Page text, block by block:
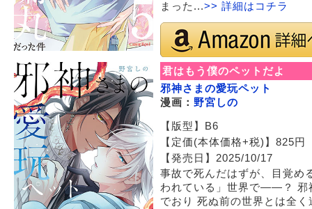
まった...>> 詳細はコチラ
君はもう僕のペットだよ
邪神さまの愛玩ペット
漫画： 野宮しの
【版型】B6
【定価(本体価格+税)】825
【発売日】2025/10/17
事故で死んだはずが、目覚め
われている」世界で――？ 邪
でおり 死ぬ前の世界とは全